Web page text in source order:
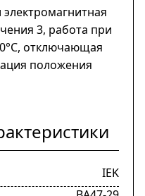
электромагнитная
3, работа при
отключающая
положения
IEK